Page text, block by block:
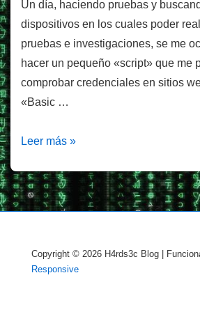
Un día, haciendo pruebas y
dispositivos en los cuales poder
pruebas e investigaciones, se me
hacer un pequeño «script» que me
comprobar credenciales en sitios
«Basic …
Comprobar
de
sitios
Auth»
Leer más »
Copyright © 2026 H4rds3c Blog |
Responsive